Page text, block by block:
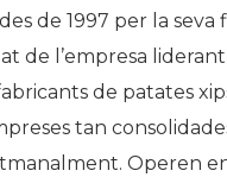
de 1997 per la
de l’empresa
de patates
tan
Operen